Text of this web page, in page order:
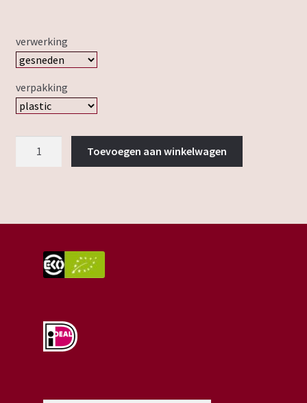
verwerking
verpakking
Toevoegen aan winkelwagen